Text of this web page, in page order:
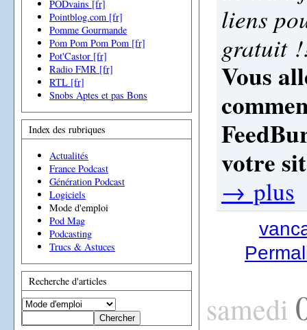
PODvains [fr]
Pointblog.com [fr]
Pomme Gourmande
Pom Pom Pom Pom [fr]
Pot'Castor [fr]
Radio FMR [fr]
RTL [fr]
Snobs Aptes et pas Bons
Index des rubriques
Actualités
France Podcast
Génération Podcast
Logiciels
Mode d'emploi
Pod Mag
Podcasting
Trucs & Astuces
Recherche d'articles
liens
gratuit
Vous
votre
→ plus
samedi